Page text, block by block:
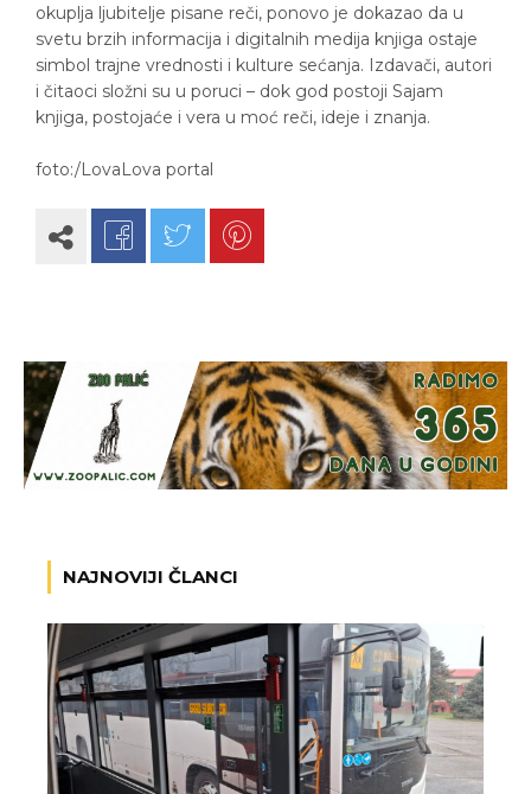
okuplja ljubitelje pisane reči, ponovo je dokazao da u
svetu brzih informacija i digitalnih medija knjiga ostaje
simbol trajne vrednosti i kulture sećanja. Izdavači, autori
i čitaoci složni su u poruci – dok god postoji Sajam
knjiga, postojaće i vera u moć reči, ideje i znanja.
foto:/LovaLova portal
NAJNOVIJI ČLANCI